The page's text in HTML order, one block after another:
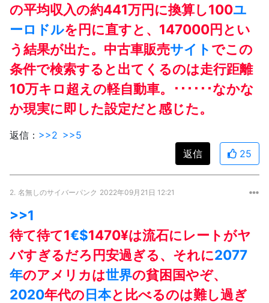
の平均収入の約441万円に換算し100ユ
ーロドルを円に直すと、147000円とい
う結果が出た。中古車販売サイト でこの
条件で検索すると出てくるのは走行距離
10万キロ超えの軽自動車。･･････なかな
か現実に即した設定だと感じた。
返信： >>2 >>5
返信
25
2. 名無しのサイバーパンク 2022年09月21日 12:21
>>1
待て待て1€$1470¥は流石にレートがヤ
バすぎるだろ円安過ぎる、それに2077
年のアメリカは世界の貧困国やぞ、
2020年代の日本と比べるのは難し過ぎ